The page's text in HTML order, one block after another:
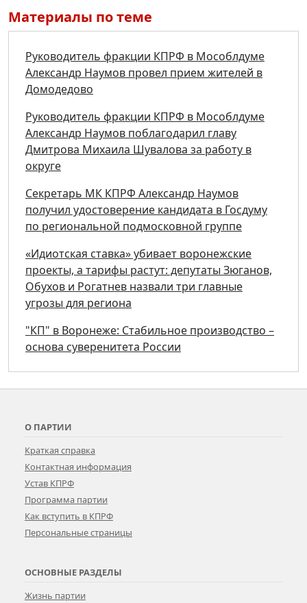
Материалы по теме
Руководитель фракции КПРФ в Мособлдуме
Александр Наумов провел прием жителей в
Домодедово
Руководитель фракции КПРФ в Мособлдуме
Александр Наумов поблагодарил главу
Дмитрова Михаила Шувалова за работу в
округе
Секретарь МК КПРФ Александр Наумов
получил удостоверение кандидата в Госдуму
по региональной подмосковной группе
«Идиотская ставка» убивает воронежские
проекты, а тарифы растут: депутаты Зюганов,
Обухов и Рогатнев назвали три главные
угрозы для региона
"КП" в Воронеже: Стабильное производство –
основа суверенитета России
О ПАРТИИ
Краткая справка
Контактная информация
Устав КПРФ
Программа партии
Как вступить в КПРФ
Персональные страницы
ОСНОВНЫЕ РАЗДЕЛЫ
Жизнь партии